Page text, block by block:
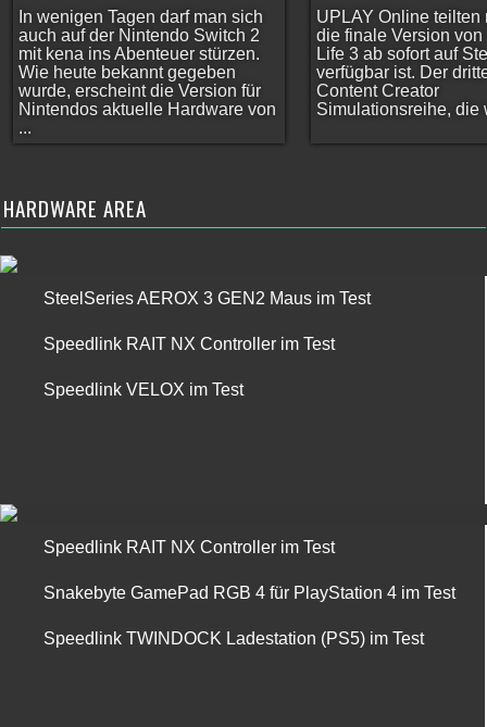
In wenigen Tagen darf man sich
auch auf der Nintendo Switch 2
mit kena ins Abenteuer stürzen.
Wie heute bekannt gegeben
wurde, erscheint die Version für
Nintendos aktuelle Hardware von
...
UPLAY Online teilten
die finale Version von
Life 3 ab sofort auf
verfügbar ist. Der
Content Creator
Simulationsreihe, die
HARDWARE AREA
SteelSeries AEROX 3 GEN2 Maus im Test
Speedlink RAIT NX Controller im Test
Speedlink VELOX im Test
Speedlink RAIT NX Controller im Test
Snakebyte GamePad RGB 4 für PlayStation 4 im Test
Speedlink TWINDOCK Ladestation (PS5) im Test